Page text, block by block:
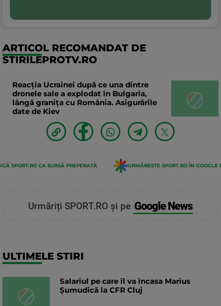
ARTICOL RECOMANDAT DE
STIRILEPROTV.RO
Reacția Ucrainei după ce una dintre
dronele sale a explodat în Bulgaria,
lângă granița cu România. Asigurările
date de Kiev
SPORT.RO CA SURSĂ PREFERATĂ URMĂREȘTE SPORT.RO ÎN GOOGLE
Urmăriți SPORT.RO și pe Google News
ULTIMELE STIRI
Salariul pe care îl va încasa Marius
Șumudică la CFR Cluj